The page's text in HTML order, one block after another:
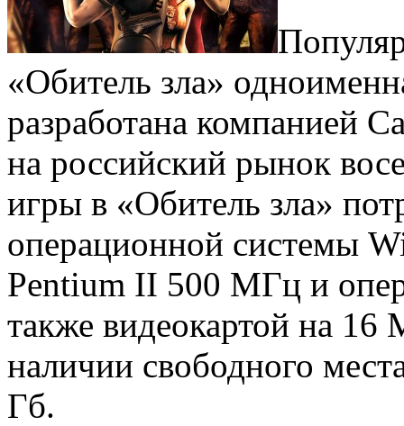
«Обитель зла»
разработана компанией
на российский рынок
игры в «Обитель зла»
операционной системы
Pentium II 500 МГц и
также видеокартой на
наличии свободного
Гб.